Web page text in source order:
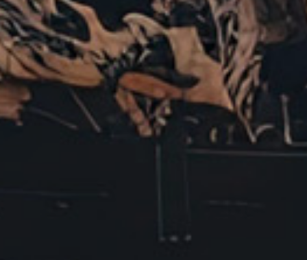
Europe
ROW
Inserisci il CAP o l'indirizzo
CERCA
ITALIA